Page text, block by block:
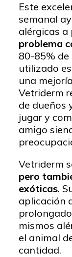
Este
semanal
alérgicas a
problema
80-85% de
utilizado
una
Vetriderm
de dueños
jugar y
amigo
Vetriderm
pero
exóticas.
aplicación
mismos
el animal
cantidad.